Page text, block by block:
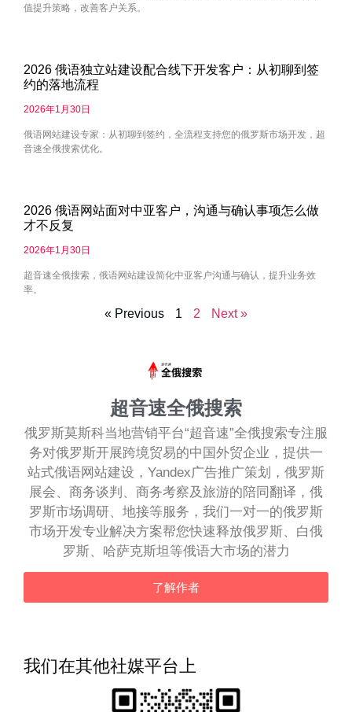
值提升策略，改善客户关系。
2026 俄语独立站建设配合线下开发客户：从初聊到签
约的落地流程
2026年1月30日
俄语网站建设专家：从初聊到签约，全流程支持您的俄罗斯市场开发，超
音速全俄搜索优化。
2026 俄语网站面对中亚客户，沟通与确认事项怎么做
才不反复
2026年1月30日
超音速全俄搜索，俄语网站建设简化中亚客户沟通与确认，提升业务效
率。
« Previous 1 2 Next »
超音速全俄搜索
俄罗斯莫斯科当地营销平台“超音速”全俄搜索专注服
务对俄罗斯开展跨境贸易的中国外贸企业，提供一
站式俄语网站建设，Yandex广告推广策划，俄罗斯
展会、商务谈判、商务考察及旅游的陪同翻译，俄
罗斯市场调研、地接等服务，我们一对一的俄罗斯
市场开发专业解决方案帮您快速释放俄罗斯、白俄
罗斯、哈萨克斯坦等俄语大市场的潜力
了解作者
我们在其他社媒平台上